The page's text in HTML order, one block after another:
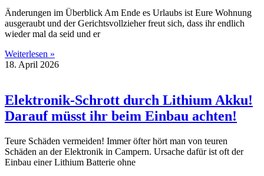
Änderungen im Überblick Am Ende es Urlaubs ist Eure Wohnung
ausgeraubt und der Gerichtsvollzieher freut sich, dass ihr endlich
wieder mal da seid und er
Weiterlesen »
18. April 2026
Elektronik-Schrott durch Lithium Akku!
Darauf müsst ihr beim Einbau achten!
Teure Schäden vermeiden! Immer öfter hört man von teuren
Schäden an der Elektronik in Campern. Ursache dafür ist oft der
Einbau einer Lithium Batterie ohne